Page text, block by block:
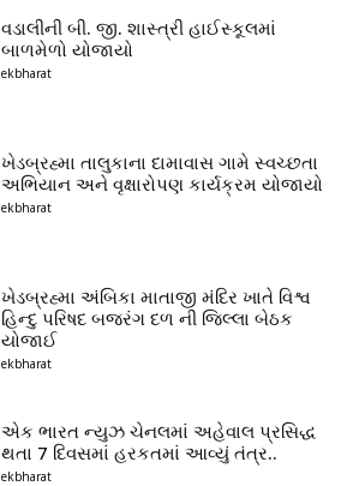
વડાલીની બી. જી. શાસ્ત્રી હાઈસ્કૂલમાં
બાળમેળો યોજાયો
ekbharat
ખેડબ્રહ્મા તાલુકાના દામાવાસ ગામે સ્વચ્છતા
અભિયાન અને વૃક્ષારોપણ કાર્યક્રમ યોજાયો
ekbharat
ખેડબ્રહ્મા અંબિકા માતાજી મંદિર ખાતે વિશ્વ
હિન્દુ પરિષદ બજરંગ દળ ની જિલ્લા બેઠક
યોજાઈ
ekbharat
એક ભારત ન્યુઝ ચેનલમાં અહેવાલ પ્રસિદ્ધ
થતા 7 દિવસમાં હરકતમાં આવ્યું તંત્ર..
ekbharat